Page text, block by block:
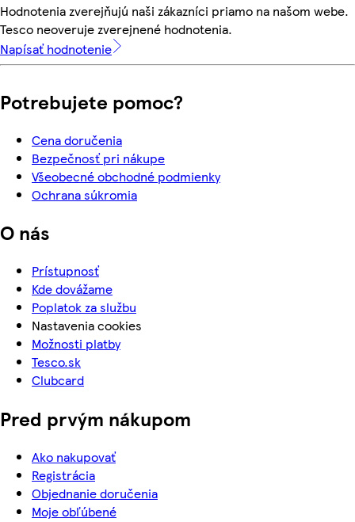
Hodnotenia zverejňujú naši zákazníci priamo na našom webe.
Tesco neoveruje zverejnené hodnotenia.
Napísať hodnotenie
Potrebujete pomoc?
Cena doručenia
Bezpečnosť pri nákupe
Všeobecné obchodné podmienky
Ochrana súkromia
O nás
Prístupnosť
Kde dovážame
Poplatok za službu
Nastavenia cookies
Možnosti platby
Tesco.sk
Clubcard
Pred prvým nákupom
Ako nakupovať
Registrácia
Objednanie doručenia
Moje obľúbené